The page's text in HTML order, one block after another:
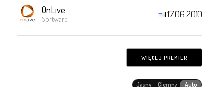
OnLive
Software 17.06.2010
WIĘCEJ PREMIER
Jasny Ciemny Auto